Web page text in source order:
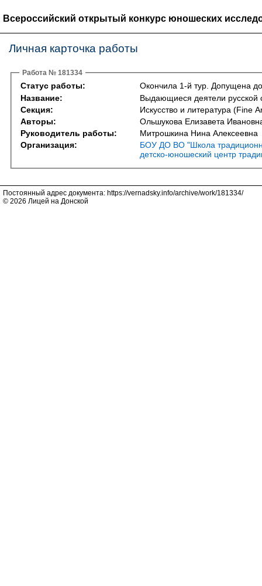
Всероссийский открытый конкурс юношеских
Личная карточка работы
Работа № 181334
Статус работы:
Окончила 1-й тур. Допущена
Название:
Выдающиеся деятели
Секция:
Искусство и литература (Fine
Авторы:
Ольшукова Елизавета
Руководитель работы:
Митрошкина Нина Алексеевна
Организация:
БОУ ДО ВО "Школа
детско-юношеский центр
Постоянный адрес документа: https://vernadsky.info/archive/work/181334/
© 2026 Лицей на Донской